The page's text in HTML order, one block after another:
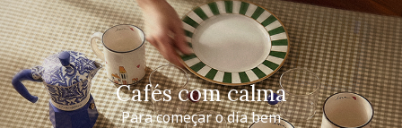
Cafés com calma
Para começar o dia bem